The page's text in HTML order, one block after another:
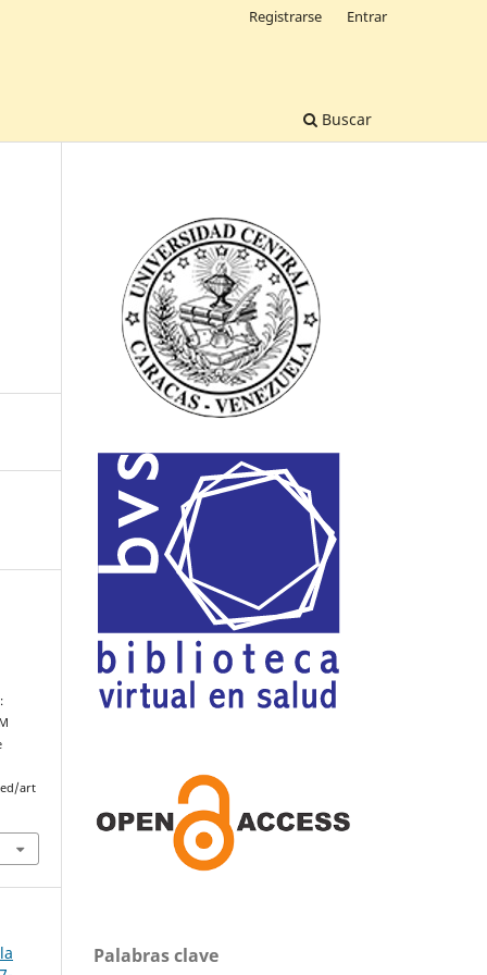
Buscar
Registrarse Entrar
art
Palabras clave